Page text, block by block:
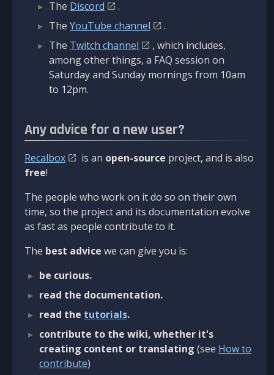
The Discord
.
The YouTube channel
.
The Twitch channel
, which includes,
among other things, a FAQ session on
Saturday and Sunday mornings from 10am
to 12pm.
Any advice for a new user?
Recalbox is an open-source project, and is also
free!
The people who work on it do so on their own
time, so the project and its documentation evolve
as fast as people contribute to it.
The best advice we can give you is:
be curious.
read the documentation.
read the tutorials.
contribute to the wiki, whether it's
creating content or translating (see How to
contribute)